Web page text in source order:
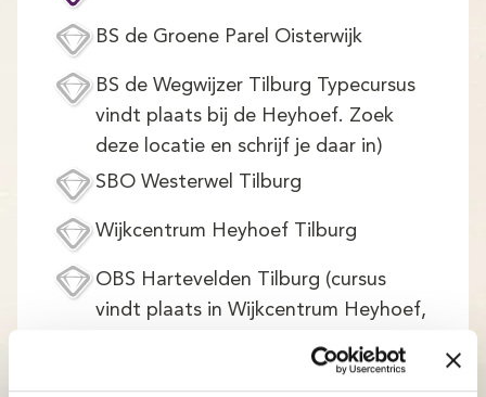
BS de Groene Parel Oisterwijk
BS de Wegwijzer Tilburg Typecursus
vindt plaats bij de Heyhoef. Zoek
deze locatie en schrijf je daar in)
SBO Westerwel Tilburg
Wijkcentrum Heyhoef Tilburg
OBS Hartevelden Tilburg (cursus
vindt plaats in Wijkcentrum Heyhoef,
OBS De Bienekebolders Moergestel